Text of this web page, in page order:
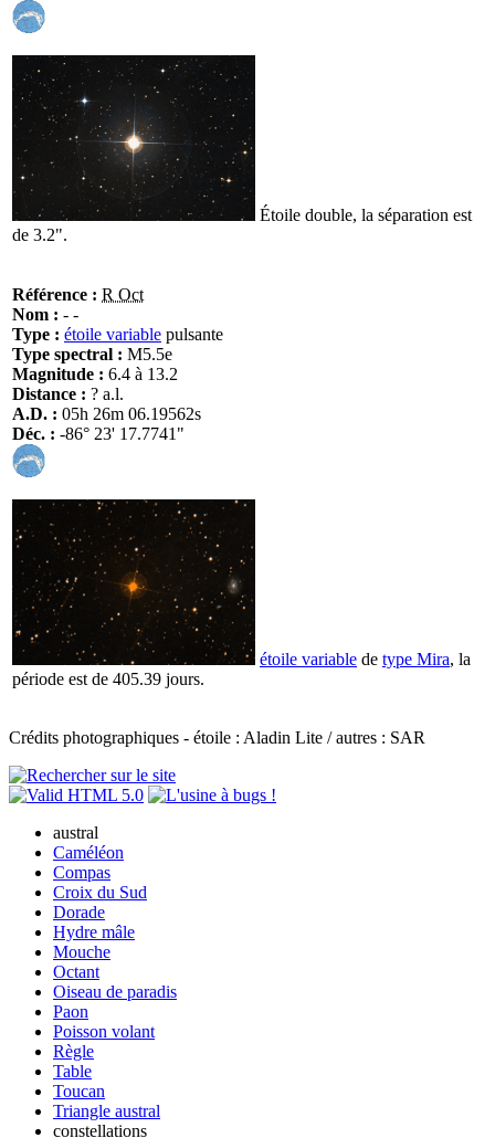
Étoile double, la séparation est
de 3.2".
Référence : R Oct
Nom : - -
Type : étoile variable pulsante
Type spectral : M5.5e
Magnitude : 6.4 à 13.2
Distance : ? a.l.
A.D. : 05h 26m 06.19562s
Déc. : -86° 23' 17.7741"
étoile variable de type Mira, la
période est de 405.39 jours.
Crédits photographiques - étoile : Aladin Lite / autres : SAR
austral
Caméléon
Compas
Croix du Sud
Dorade
Hydre mâle
Mouche
Octant
Oiseau de paradis
Paon
Poisson volant
Règle
Table
Toucan
Triangle austral
constellations